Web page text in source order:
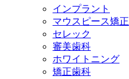
インプラント
マウスピース矯正
セレック
審美歯科
ホワイトニング
矯正歯科